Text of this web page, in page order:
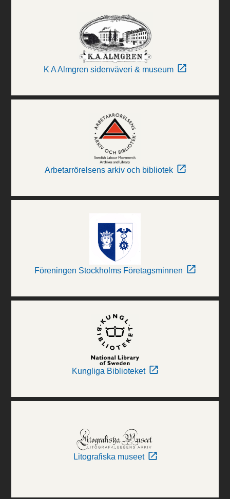
K A Almgren sidenväveri & museum
Arbetarrörelsens arkiv och bibliotek
Föreningen Stockholms Företagsminnen
Kungliga Biblioteket
Litografiska museet